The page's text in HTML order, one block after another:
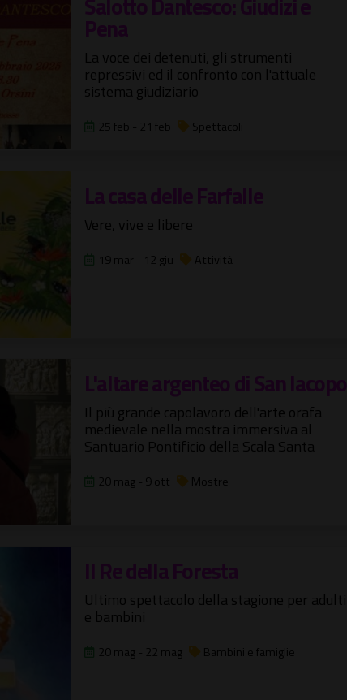
Pena
La voce dei detenuti, gli strumenti
repressivi ed il confronto con l'attuale
sistema giudiziario
25 feb - 21 feb Spettacoli
La casa delle Farfalle
Vere, vive e libere
19 mar - 12 giu Attività
L'altare argenteo di San Iacopo
Il più grande capolavoro dell'arte orafa
medievale nella mostra immersiva al
Santuario Pontificio della Scala Santa
20 mag - 9 ott Mostre
Il Re della Foresta
Ultimo spettacolo della stagione per adulti
e bambini
20 mag - 22 mag Bambini e famiglie